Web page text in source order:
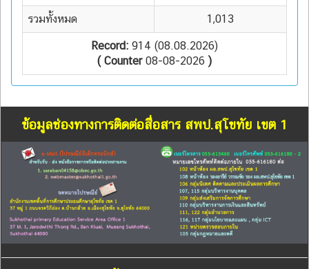
รวมทั้งหมด 1,013
Record: 914 (08.08.2026)
( Counter08-08-2026 )
ข้อมูลช่องทางการติดต่อสื่อสาร สพป.สุโขทัย เขต 1